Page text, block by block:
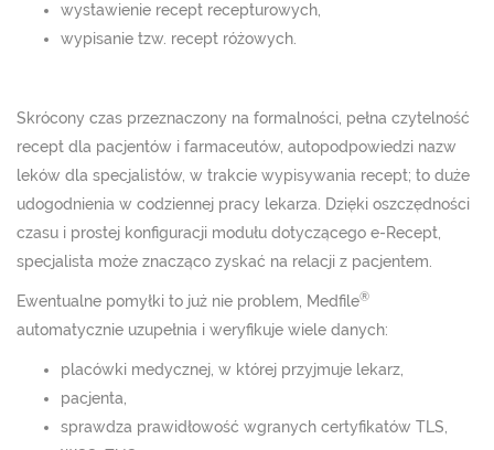
wystawienie recept recepturowych,
wypisanie tzw. recept różowych.
Skrócony czas przeznaczony na formalności, pełna czytelność
recept dla pacjentów i farmaceutów, autopodpowiedzi nazw
leków dla specjalistów, w trakcie wypisywania recept; to duże
udogodnienia w codziennej pracy lekarza. Dzięki oszczędności
czasu i prostej konfiguracji modułu dotyczącego e-Recept,
specjalista może znacząco zyskać na relacji z pacjentem.
Ewentualne pomyłki to już nie problem, Medfile®
automatycznie uzupełnia i weryfikuje wiele danych:
placówki medycznej, w której przyjmuje lekarz,
pacjenta,
sprawdza prawidłowość wgranych certyfikatów TLS,